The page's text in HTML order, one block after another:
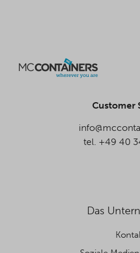
Customer
tel. +49 40
Das